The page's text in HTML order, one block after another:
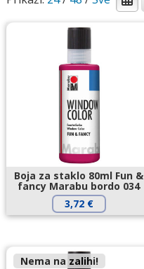
Boja za staklo 80ml Fun &
fancy Marabu bordo 034
3,72 €
Nema na zalihi!